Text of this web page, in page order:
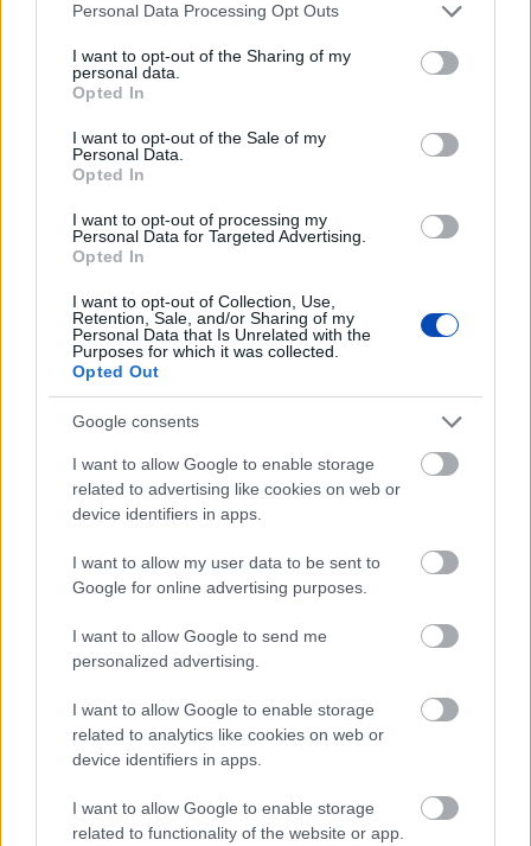
Please note that this website/app uses one or more Google
not limited to your visit or usage behaviour. You may click to
grant or deny consent to Google and its third-party tags to
use your data for below specified purposes in below Google
consent section.
Personal Data Processing Opt Outs
I want to opt-out of the Sharing of my
personal data.
Opted In
I want to opt-out of the Sale of my
Personal Data.
Opted In
I want to opt-out of processing my
Personal Data for Targeted Advertising.
Opted In
I want to opt-out of Collection, Use,
Retention, Sale, and/or Sharing of my
Personal Data that Is Unrelated with the
Purposes for which it was collected.
Opted Out
Google consents
I want to allow Google to enable storage
related to advertising like cookies on web or
device identifiers in apps.
I want to allow my user data to be sent to
Google for online advertising purposes.
I want to allow Google to send me
personalized advertising.
I want to allow Google to enable storage
related to analytics like cookies on web or
device identifiers in apps.
I want to allow Google to enable storage
related to functionality of the website or app.
Az oroszlánt egy régi ismerőse keresheti
meg váratlanul
Már látható jelei vannak az autópálya